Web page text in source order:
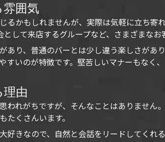
囲気
るかもしれませんが、実際は気軽に立ち寄
して来店するグループなど、さまざまなお
あり、普通のバーとは少し違う楽しさがあ
すいのが特徴です。堅苦しいマナーもなく
由
われがちですが、そんなことはありません
たくさんいます。
好きなので、自然と会話をリードしてくれ